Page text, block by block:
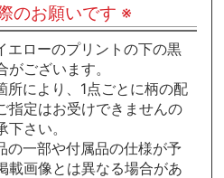
のお願いです ※
ローのプリントの下の黒
ございます。
により、1点ごとに柄の配
指定はお受けできませんの
さい。
一部や付属品の仕様が予
載画像とは異なる場合があ